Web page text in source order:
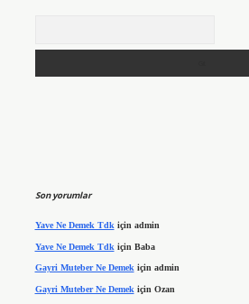
Son yorumlar
Yave Ne Demek Tdk için admin
Yave Ne Demek Tdk için Baba
Gayri Muteber Ne Demekiçin admin
Gayri Muteber Ne Demek için Ozan